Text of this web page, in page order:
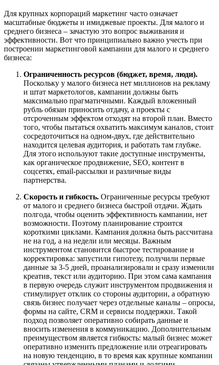
Для крупных корпораций маркетинг часто означает
масштабные бюджеты и имиджевые проекты. Для малого и
среднего бизнеса – зачастую это вопрос выживания и
эффективности. Вот что принципиально важно учесть при
построении маркетинговой кампании для малого и среднего
бизнеса:
Ограниченность ресурсов (бюджет, время, люди).
Поскольку у малого бизнеса нет миллионов на рекламу
и штат маркетологов, кампании должны быть
максимально прагматичными. Каждый вложенный
рубль обязан приносить отдачу, а проекты с
отсроченным эффектом отходят на второй план. Вместо
того, чтобы пытаться охватить максимум каналов, стоит
сосредоточиться на одном‑двух, где действительно
находится целевая аудитория, и работать там глубже.
Для этого используют такие доступные инструменты,
как органическое продвижение, SEO, контент в
соцсетях, email‑рассылки и различные виды
партнерства.
Скорость и гибкость. Ограниченные ресурсы требуют
от малого и среднего бизнеса быстрой отдачи. Ждать
полгода, чтобы оценить эффективность кампании, нет
возможности. Поэтому планирование строится
короткими циклами. Кампания должна быть рассчитана
не на год, а на недели или месяцы. Важным
инструментом становится быстрое тестирование и
корректировка: запустили гипотезу, получили первые
данные за 3-5 дней, проанализировали и сразу изменили
креатив, текст или аудиторию. При этом сама кампания
в первую очередь служит инструментом продвижения и
стимулирует отклик со стороны аудитории, а обратную
связь бизнес получает через отдельные каналы – опросы,
формы на сайте, CRM и сервисы поддержки. Такой
подход позволяет оперативно собирать данные и
вносить изменения в коммуникацию. Дополнительным
преимуществом является гибкость: малый бизнес может
оперативно изменить предложение или отреагировать
на новую тенденцию, в то время как крупные компании